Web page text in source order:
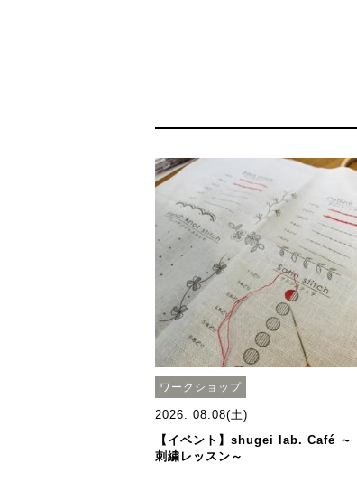
ワークショップ
2026. 08.08(土)
【イベント】shugei lab. Café ～
刺繍レッスン～